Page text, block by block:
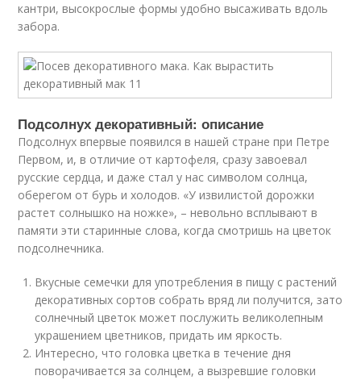
кантри, высокрослые формы удобно высаживать вдоль
забора.
Подсолнух декоративный: описание
Подсолнух впервые появился в нашей стране при Петре
Первом, и, в отличие от картофеля, сразу завоевал
русские сердца, и даже стал у нас символом солнца,
оберегом от бурь и холодов. «У извилистой дорожки
растет солнышко на ножке», – невольно всплывают в
памяти эти старинные слова, когда смотришь на цветок
подсолнечника.
Вкусные семечки для употребления в пищу с растений
декоративных сортов собрать вряд ли получится, зато
солнечный цветок может послужить великолепным
украшением цветников, придать им яркость.
Интересно, что головка цветка в течение дня
поворачивается за солнцем, а вызревшие головки